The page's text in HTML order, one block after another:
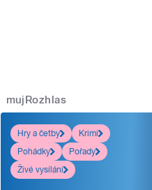
mujRozhlas
Hry a četby
Krimi
Pohádky
Pořady
Živé vysílání